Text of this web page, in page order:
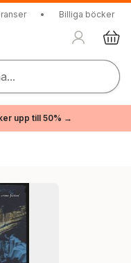
• Billiga böcker
upp till 50% →